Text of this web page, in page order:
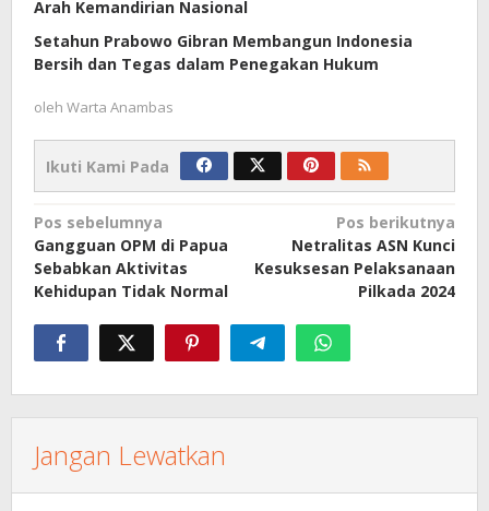
Arah Kemandirian Nasional
Setahun Prabowo Gibran Membangun Indonesia
Bersih dan Tegas dalam Penegakan Hukum
oleh Warta Anambas
Ikuti Kami Pada
Navigasi
pos
Pos sebelumnya
Gangguan OPM di Papua
Sebabkan Aktivitas
Kehidupan Tidak Normal
Pos berikutnya
Netralitas ASN Kunci
Kesuksesan Pelaksanaan
Pilkada 2024
Jangan Lewatkan